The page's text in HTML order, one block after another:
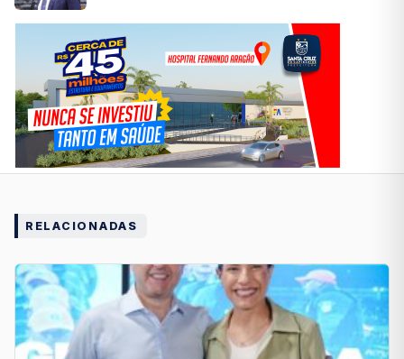
RELACIONADAS